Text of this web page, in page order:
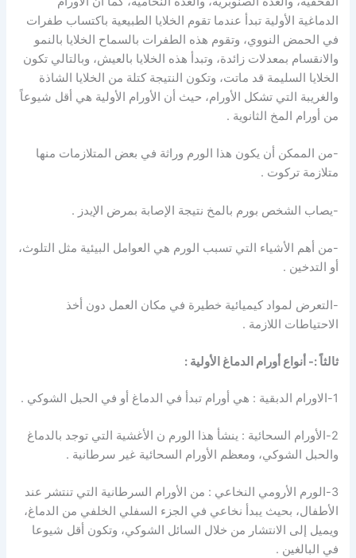
الدماغية الأولية تبدأ عندما تقوم الخلايا الطبيعية باكتساب طفرات
في الحمض النووي، وتقوم هذه الطفرات بالسماح الخلايا بالنمو
والانقسام بمعدلات زائدة، وتبدأ هذه الخلايا بالعيش، وبالتالي تكون
الخلايا السليمة قد ماتت، وتكون النتيجة كتلة من الخلايا الشاذة
والغريبة التي تشكل الأورام، حيث أن الأورام الأولية هي أقل شيوعاً
من أورام المخ الثانوية .
-من الممكن أن يكون هذا الورم وراثة في بعض المتلازمات منها
متلازمة تركوت .
-يصاب الشخص بورم بالمخ نتيجة الإصابة بمرض الإيدز .
-من أهم الأشياء التي تسبب الورم هي العوامل البيئية مثل التلوث،
أو التدخين .
-التعرض لمواد كيميائية خطيرة في مكان العمل دون أخذ
الاحتياطات اللازمة .
ثالثاً :- أنواع أورام الدماغ الأولية :
1-الاورام الدبقية : هي أورام تبدأ في الدماغ أو في الحبل الشوكي .
2-الأورام السحائية : ينشأ هذا الورم ن الأغشية التي توجد بالدماغ
والحبل الشوكي، ومعظم الأورام السحائية غير سرطانية .
3-الورم الأرومي النخاعي : من الأورام السرطانية التي تنتشر عند
الأطفال، بحيث يبدأ نخاعي في الجزء السفلي الخلفي من الدماغ،
ويميل إلى الانتشار من خلال السائل الشوكي، وتكون أقل شيوعا
في البالغين .